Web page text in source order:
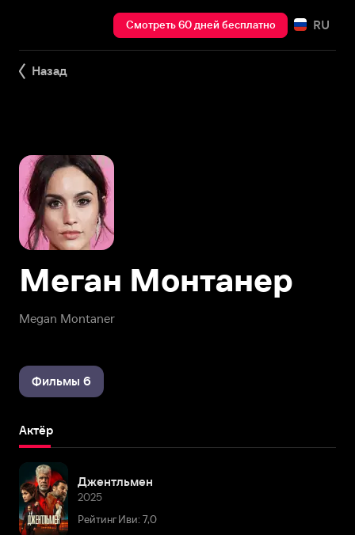
Смотреть 60 дней бесплатно RU
Назад
Megan Montaner
Меган Монтанер
Фильмы 6
Актёр
Джентльмен
2025
Рейтинг Иви: 7,0